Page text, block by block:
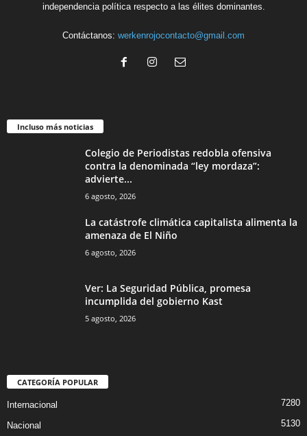
independencia política respecto a las élites dominantes.
Contáctanos: werkenrojocontacto@gmail.com
Incluso más noticias
Colegio de Periodistas redobla ofensiva
contra la denominada “ley mordaza”:
advierte...
6 agosto, 2026
La catástrofe climática capitalista alimenta la
amenaza de El Niño
6 agosto, 2026
Ver: La Seguridad Pública, promesa
incumplida del gobierno Kast
5 agosto, 2026
CATEGORÍA POPULAR
Internacional 7280
Nacional 5130